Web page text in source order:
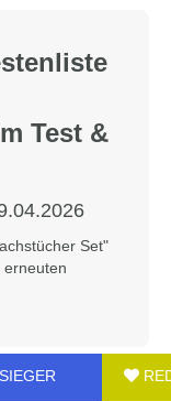
Test &
Set"
erneuten